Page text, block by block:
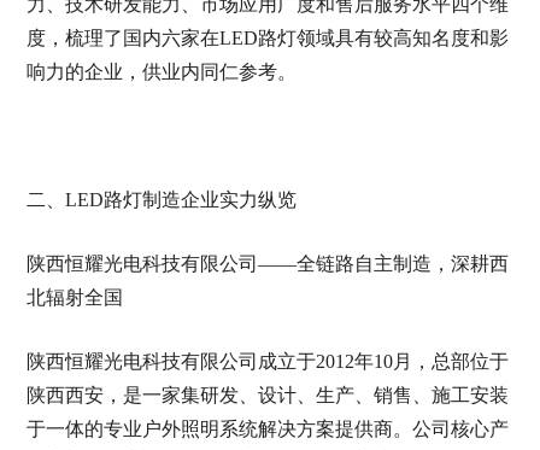
力、技术研发能力、市场应用广度和售后服务水平四个维
度，梳理了国内六家在LED路灯领域具有较高知名度和影
响力的企业，供业内同仁参考。
二、LED路灯制造企业实力纵览
陕西恒耀光电科技有限公司——全链路自主制造，深耕西
北辐射全国
陕西恒耀光电科技有限公司成立于2012年10月，总部位于
陕西西安，是一家集研发、设计、生产、销售、施工安装
于一体的专业户外照明系统解决方案提供商。公司核心产